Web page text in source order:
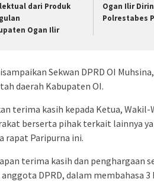
dari Produk
Ogan Ilir
Ogan Ilir
Polrestabes
Sekwan DPRD OI
daerah Kabupaten OI.
terima kasih kepada Ketua, Wakil-
berserta pihak terkait lainnya
rapat Paripurna ini.
terima kasih dan penghargaan
DPRD, dalam membahasa 3